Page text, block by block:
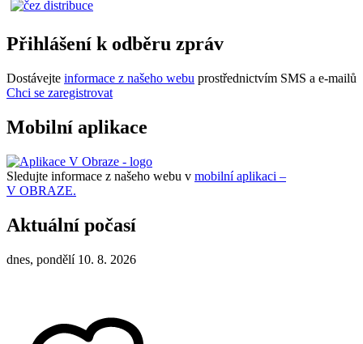
Přihlášení k odběru zpráv
Dostávejte informace z našeho webu prostřednictvím SMS a e-mailů
Chci se zaregistrovat
Mobilní aplikace
Sledujte informace z našeho webu v mobilní aplikaci –
V OBRAZE.
Aktuální počasí
dnes, pondělí 10. 8. 2026